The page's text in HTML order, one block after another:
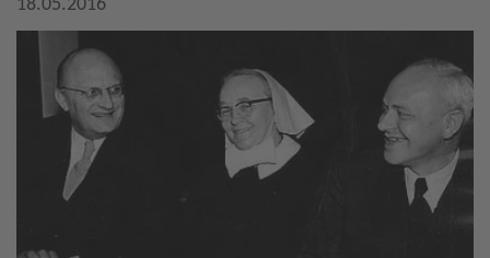
18.05.2016